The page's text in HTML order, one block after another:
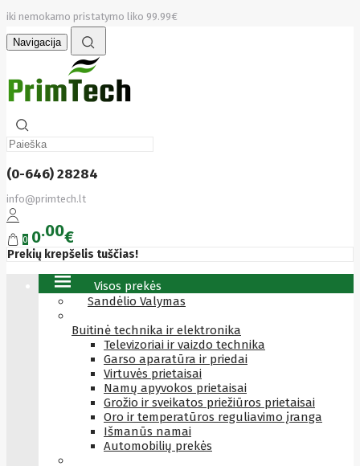
iki nemokamo pristatymo liko 99.99€
Navigacija
(0-646) 28284
info@primtech.lt
0 0 00€
Prekių krepšelis tuščias!
Visos prekės
Sandėlio Valymas
Buitinė technika ir elektronika
Televizoriai ir vaizdo technika
Garso aparatūra ir priedai
Virtuvės prietaisai
Namų apyvokos prietaisai
Grožio ir sveikatos priežiūros prietaisai
Oro ir temperatūros reguliavimo įranga
Išmanūs namai
Automobilių prekės